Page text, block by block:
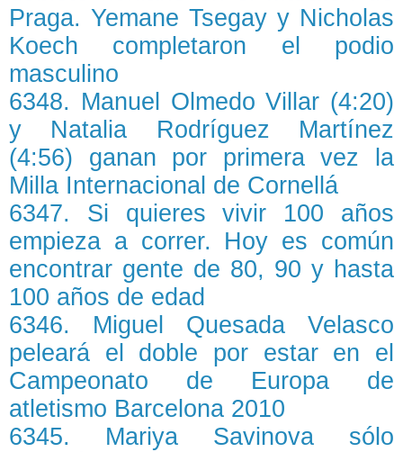
Praga. Yemane Tsegay y Nicholas
Koech completaron el podio
masculino
6348. Manuel Olmedo Villar (4:20)
y Natalia Rodríguez Martínez
(4:56) ganan por primera vez la
Milla Internacional de Cornellá
6347. Si quieres vivir 100 años
empieza a correr. Hoy es común
encontrar gente de 80, 90 y hasta
100 años de edad
6346. Miguel Quesada Velasco
peleará el doble por estar en el
Campeonato de Europa de
atletismo Barcelona 2010
6345. Mariya Savinova sólo